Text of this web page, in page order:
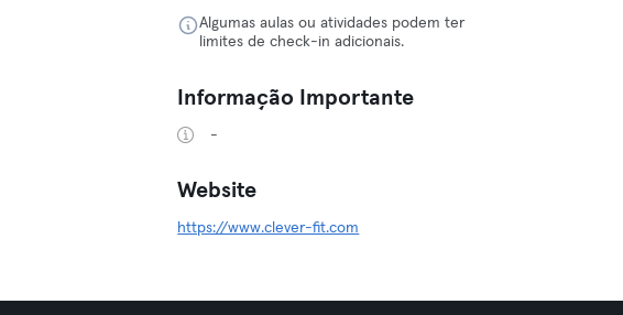
Algumas aulas ou atividades podem ter
limites de check-in adicionais.
Informação Importante
-
Website
https://www.clever-fit.com